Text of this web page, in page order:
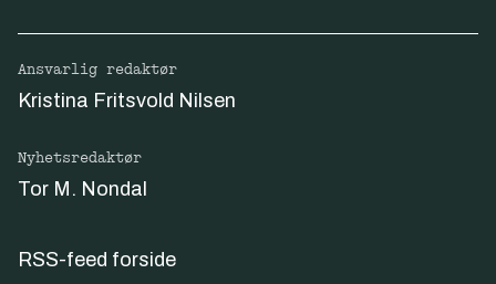
Ansvarlig redaktør
Kristina Fritsvold Nilsen
Nyhetsredaktør
Tor M. Nondal
RSS-feed forside